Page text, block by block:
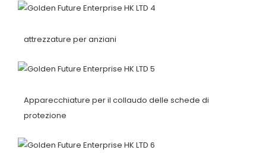
attrezzature per anziani
Apparecchiature per il collaudo delle schede di
protezione